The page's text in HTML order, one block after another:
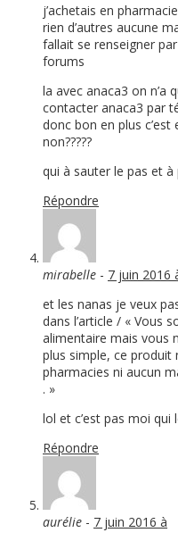
j’achetais en
rien d’autres aucune
fallait se renseigner
forums
la avec anaca3 on n’a
contacter anaca3 par
donc bon en plus
non?????
qui à sauter le pas et
Répondre
mirabelle - 7 juin 2016
et les nanas je veux
dans l’article / « Vous
alimentaire mais vous
plus simple, ce produit
pharmacies ni aucun
. »
lol et c’est pas moi qui
Répondre
aurélie - 7 juin 2016 à